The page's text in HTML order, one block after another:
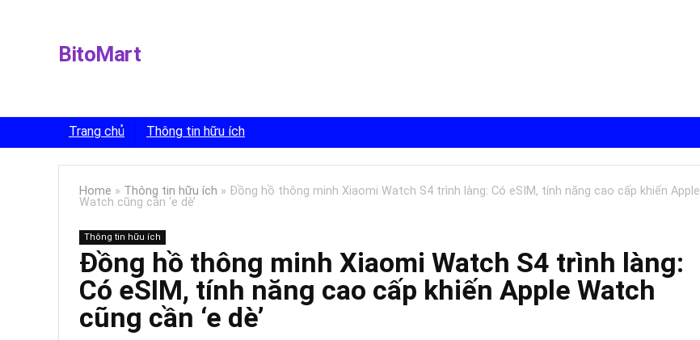
BitoMart
Trang chủ Thông tin hữu ích
Home » Thông tin hữu ích » Đồng hồ thông minh Xiaomi Watch S4 trình làng: Có eSIM, tính năng cao cấp khiến Apple
Watch cũng cần ‘e dè’
Thông tin hữu ích
Đồng hồ thông minh Xiaomi Watch S4 trình làng:
Có eSIM, tính năng cao cấp khiến Apple Watch
cũng cần ‘e dè’